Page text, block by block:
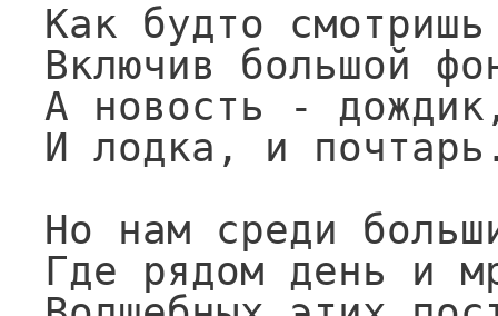
Как будто
Включив большой
А новость -
И лодка, и
Но нам среди
Где рядом день и